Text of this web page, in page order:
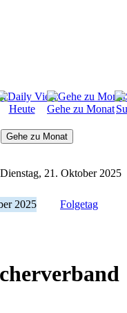
Heute Gehe zu Monat
Gehe zu Monat
Dienstag, 21. Oktober 2025
2025 Folgetag